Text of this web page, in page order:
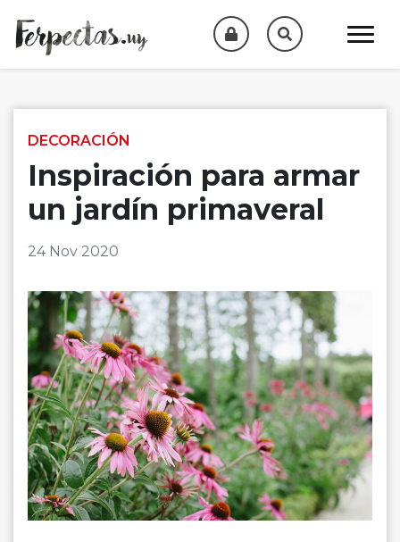
DECORACIÓN
Inspiración para armar
un jardín primaveral
24 Nov 2020